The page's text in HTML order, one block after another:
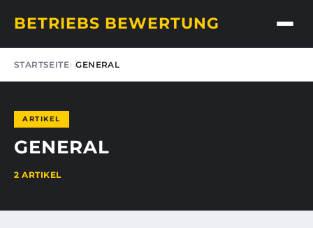
BETRIEBS BEWERTUNG
STARTSEITE GENERAL
ARTIKEL
GENERAL
2 ARTIKEL